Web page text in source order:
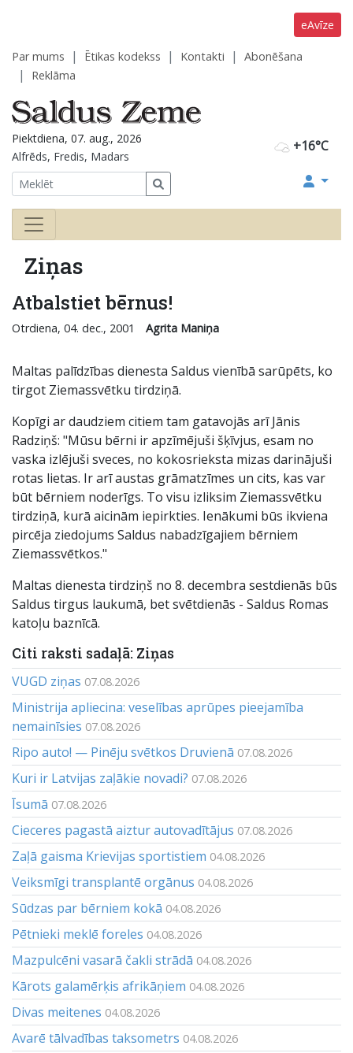
eAvīze
Par mums Ētikas kodekss Kontakti
Abonēšana
Reklāma
+16°C
Piektdiena, 07. aug., 2026
Alfrēds, Fredis, Madars
Ziņas
Atbalstiet bērnus!
Otrdiena, 04. dec., 2001 Agrita Maniņa
Maltas palīdzības dienesta Saldus vienībā sarūpēts, ko
tirgot Ziemassvētku tirdziņā.
Kopīgi ar daudziem citiem tam gatavojās arī Jānis
Radziņš: "Mūsu bērni ir apzīmējuši šķīvjus, esam no
vaska izlējuši sveces, no kokosrieksta mizas darinājuši
rotas lietas. Ir arī austas grāmatzīmes un cits, kas var
būt bērniem noderīgs. To visu izliksim Ziemassvētku
tirdziņā, kurā aicinām iepirkties. Ienākumi būs ikviena
pircēja ziedojums Saldus nabadzīgajiem bērniem
Ziemassvētkos."
Maltas dienesta tirdziņš no 8. decembra sestdienās būs
Saldus tirgus laukumā, bet svētdienās - Saldus Romas
katoļu baznīcā.
Citi raksti sadaļā: Ziņas
VUGD ziņas 07.08.2026
Ministrija apliecina: veselības aprūpes pieejamība
nemainīsies 07.08.2026
Ripo auto! — Pinēju svētkos Druvienā 07.08.2026
Kuri ir Latvijas zaļākie novadi? 07.08.2026
Īsumā 07.08.2026
Cieceres pagastā aiztur autovadītājus 07.08.2026
Zaļā gaisma Krievijas sportistiem 04.08.2026
Veiksmīgi transplantē orgānus 04.08.2026
Sūdzas par bērniem kokā 04.08.2026
Pētnieki meklē foreles 04.08.2026
Mazpulcēni vasarā čakli strādā 04.08.2026
Kārots galamērķis afrikāņiem 04.08.2026
Divas meitenes 04.08.2026
Avarē tālvadības taksometrs 04.08.2026